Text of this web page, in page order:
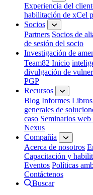
Experiencia del
habilitación de xCel
Socios
Partners Socios de
de sesión del socio
Investigación de
Team82 Inicio
divulgación de
PGP
Recursos
Blog Informes
generales de
caso Seminarios web
Nexus
Compañía
Acerca de nosotros
Capacitación y
Eventos Políticas
Contáctenos
Buscar